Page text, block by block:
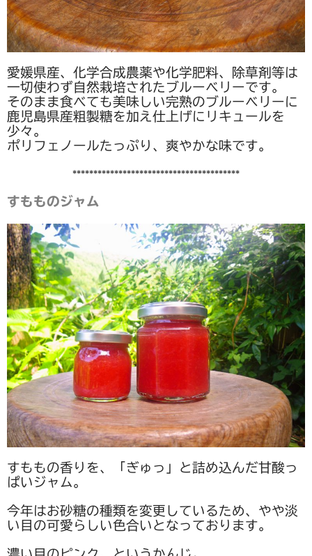
同梱におすすめ
商品一覧
お支払方法・配送方法・送料について
会員ログインページ
お問い合わせ
送料について
愛媛県産、化学合成農薬や化学肥料、除草剤等は
一切使わず自然栽培されたブルーベリーです。
そのまま食べても美味しい完熟のブルーベリーに
鹿児島県産粗製糖を加え仕上げにリキュールを
少々。
ポリフェノールたっぷり、爽やかな味です。
****************************************
すもものジャム
すももの香りを、「ぎゅっ」と詰め込んだ甘酸っ
ぱいジャム。
今年はお砂糖の種類を変更しているため、やや淡
い目の可愛らしい色合いとなっております。